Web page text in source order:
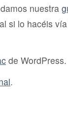
nuestra
si lo hacéis
de WordPress.
.